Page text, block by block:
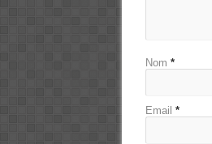
Nom *
Email *